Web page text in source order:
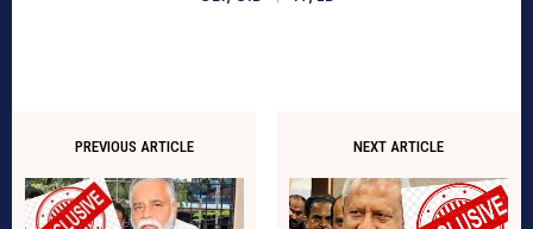
PREVIOUS ARTICLE NEXT ARTICLE